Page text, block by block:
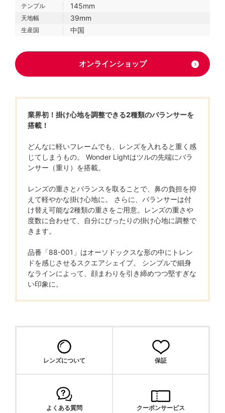
テンプル 145mm
天地幅 39mm
生産国 中国
オンラインショップ
業界初！掛け心地を調整できる2種類のバランサーを
搭載！
どんなに軽いフレームでも、レンズを入れると重く感
じてしまうもの。 Wonder Lightはツルの先端にバラ
ンサー（重り）を搭載。
レンズの重さとバランスを取ることで、鼻の負担を抑
えて軽やかな掛け心地に。 さらに、バランサーは付
け替え可能な2種類の重さをご用意。レンズの重さや
度数に合わせて、自分にぴったりの掛け心地に調整で
きます。
品番「88-001」はオーソドックスな形の中にトレン
ドを感じさせるスクエアシェイプ。 シンプルで細身
なラインによって、顔まわりを引き締めつつ堅すぎな
い印象に。
レンズについて 保証
よくある質問 クーポンサービス